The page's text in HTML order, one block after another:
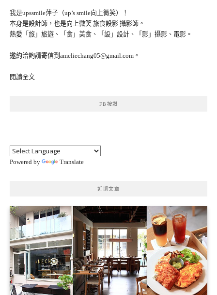
我是upssmile萍子（up’s smile向上微笑）！
本身是設計師，也是向上微笑 旅食設影 攝影師。
熱愛「旅」旅遊、「食」美食、「設」設計、「影」攝影、電影。
邀約洽詢請寄信到ameliechang05@gmail.com。
閱讀全文
FB按讚
Powered by Translate
近期文章